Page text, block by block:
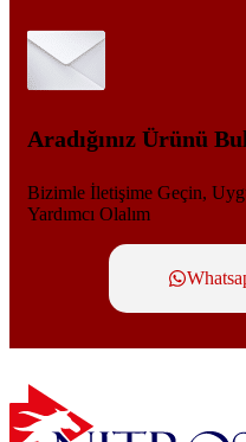
Aradığınız Ürünü
Bizimle İletişime Geçin,
Yardımcı Olalım